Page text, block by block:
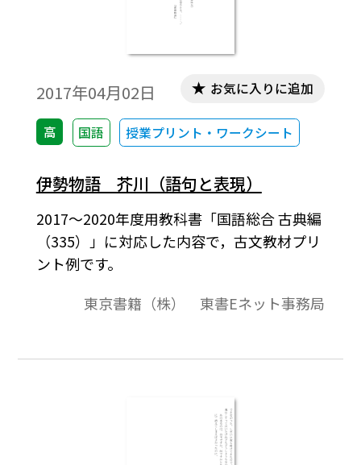
2017年04月02日
高 国語 授業プリント・ワークシート
お気に入りに追加
伊勢物語 芥川（語句と表現）
2017～2020年度用教科書「国語総合 古典編
（335）」に対応した内容で，古文教材プリ
ント例です。
東京書籍（株） 東書Eネット事務局